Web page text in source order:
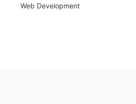
Web Development